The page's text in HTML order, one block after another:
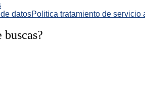
datosPolitica tratamiento de servicio
buscas?